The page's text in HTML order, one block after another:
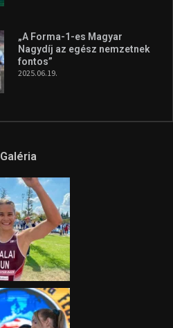
„A Forma-1-es Magyar
Nagydíj az egész nemzetnek
fontos”
2025.06.19.
Galéria